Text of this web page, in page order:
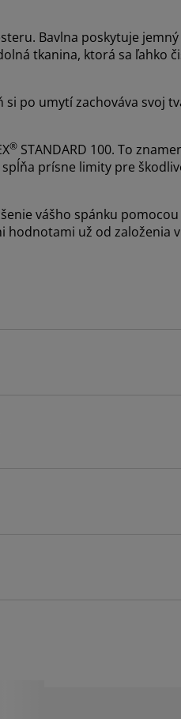
Bavlna poskytuje
tkanina, ktorá sa ľahko
po umytí zachováva svoj
® STANDARD 100. To
prísne limity pre
vášho spánku
už od založenia